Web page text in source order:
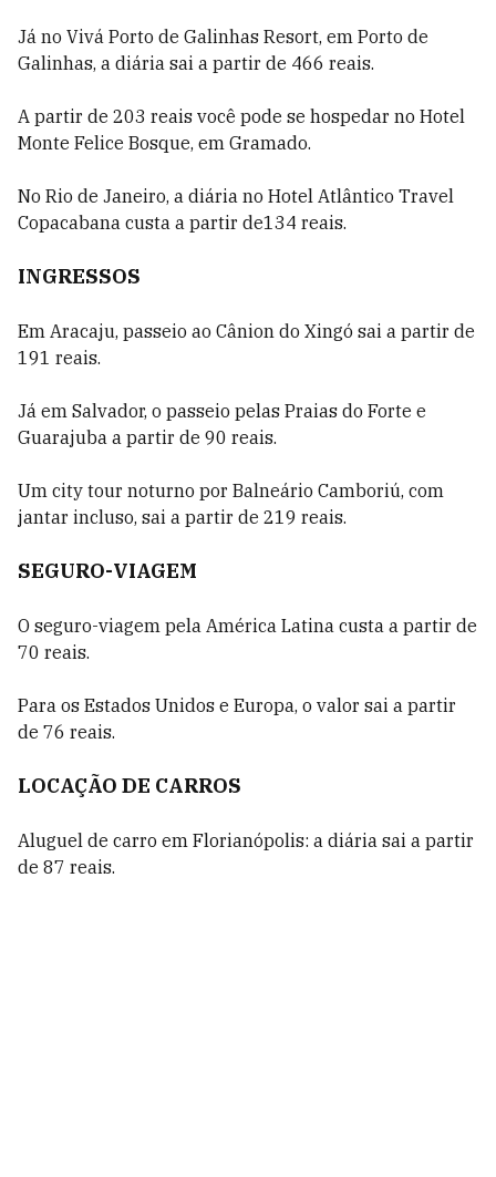
Já no Vivá Porto de Galinhas Resort, em Porto de
Galinhas, a diária sai a partir de 466 reais.
A partir de 203 reais você pode se hospedar no Hotel
Monte Felice Bosque, em Gramado.
No Rio de Janeiro, a diária no Hotel Atlântico Travel
Copacabana custa a partir de134 reais.
INGRESSOS
Em Aracaju, passeio ao Cânion do Xingó sai a partir de
191 reais.
Já em Salvador, o passeio pelas Praias do Forte e
Guarajuba a partir de 90 reais.
Um city tour noturno por Balneário Camboriú, com
jantar incluso, sai a partir de 219 reais.
SEGURO-VIAGEM
O seguro-viagem pela América Latina custa a partir de
70 reais.
Para os Estados Unidos e Europa, o valor sai a partir
de 76 reais.
LOCAÇÃO DE CARROS
Aluguel de carro em Florianópolis: a diária sai a partir
de 87 reais.